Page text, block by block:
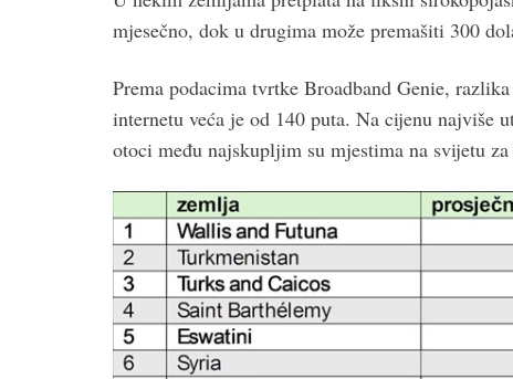
mjesečno, dok u drugima može premašiti 300
Prema podacima tvrtke Broadband Genie,
internetu veća je od 140 puta. Na cijenu najviše
otoci među najskupljim su mjestima na svijetu